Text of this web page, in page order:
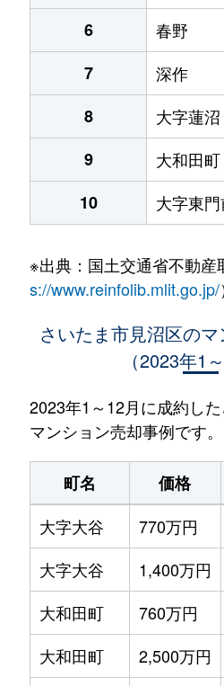
6
春野
7
深作
8
大字蓮沼
9
大和田町
10
大字東
※出典：国土交通省不動産
s://www.reinfolib.mlit.go.jp/
さいたま市見沼区の
（2023年1
2023年1～12月に成約し
マンション売却事例です。
町名 価格
大字大谷
770万円
大字大谷
1,400万円
大和田町
760万円
大和田町
2,500万円